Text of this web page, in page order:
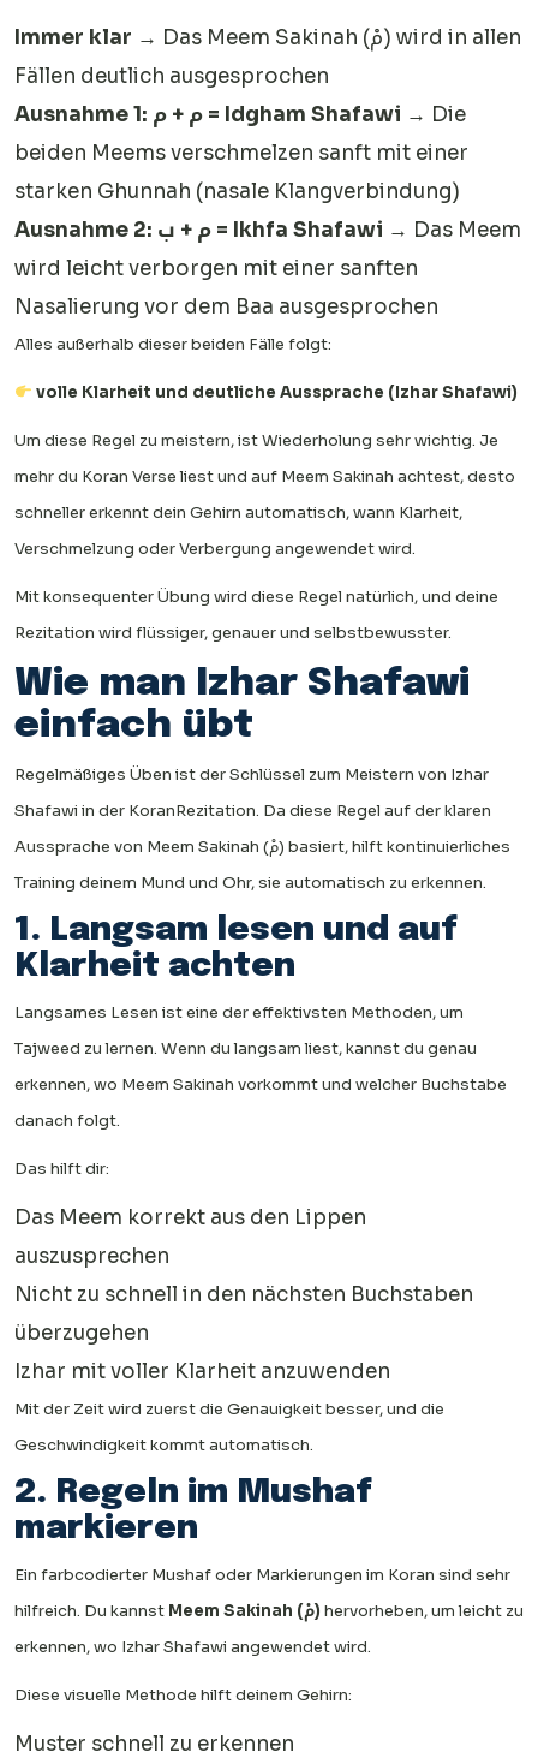
Immer klar → Das Meem Sakinah (مْ) wird in allen
Fällen deutlich ausgesprochen
Ausnahme 1: م + م = Idgham Shafawi → Die
beiden Meems verschmelzen sanft mit einer
starken Ghunnah (nasale Klangverbindung)
Ausnahme 2: م + ب = Ikhfa Shafawi → Das Meem
wird leicht verborgen mit einer sanften
Nasalierung vor dem Baa ausgesprochen
Alles außerhalb dieser beiden Fälle folgt:
volle Klarheit und deutliche Aussprache (Izhar Shafawi)
Um diese Regel zu meistern, ist Wiederholung sehr wichtig. Je
mehr du Koran Verse liest und auf Meem Sakinah achtest, desto
schneller erkennt dein Gehirn automatisch, wann Klarheit,
Verschmelzung oder Verbergung angewendet wird.
Mit konsequenter Übung wird diese Regel natürlich, und deine
Rezitation wird flüssiger, genauer und selbstbewusster.
Wie man Izhar Shafawi
einfach übt
Regelmäßiges Üben ist der Schlüssel zum Meistern von Izhar
Shafawi in der KoranRezitation. Da diese Regel auf der klaren
Aussprache von Meem Sakinah (مْ) basiert, hilft kontinuierliches
Training deinem Mund und Ohr, sie automatisch zu erkennen.
1. Langsam lesen und auf
Klarheit achten
Langsames Lesen ist eine der effektivsten Methoden, um
Tajweed zu lernen. Wenn du langsam liest, kannst du genau
erkennen, wo Meem Sakinah vorkommt und welcher Buchstabe
danach folgt.
Das hilft dir:
Das Meem korrekt aus den Lippen
auszusprechen
Nicht zu schnell in den nächsten Buchstaben
überzugehen
Izhar mit voller Klarheit anzuwenden
Mit der Zeit wird zuerst die Genauigkeit besser, und die
Geschwindigkeit kommt automatisch.
2. Regeln im Mushaf
markieren
Ein farbcodierter Mushaf oder Markierungen im Koran sind sehr
hilfreich. Du kannst
Meem Sakinah (مْ) hervorheben, um leicht zu
erkennen, wo Izhar Shafawi angewendet wird.
Diese visuelle Methode hilft deinem Gehirn:
Muster schnell zu erkennen